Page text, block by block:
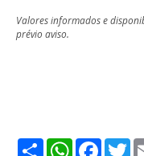
Valores informados e
prévio aviso.
ShareWhatsApp